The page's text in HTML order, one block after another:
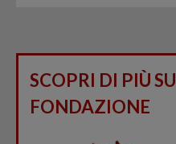
SCOPRI DI PIÙ SU
FONDAZIONE